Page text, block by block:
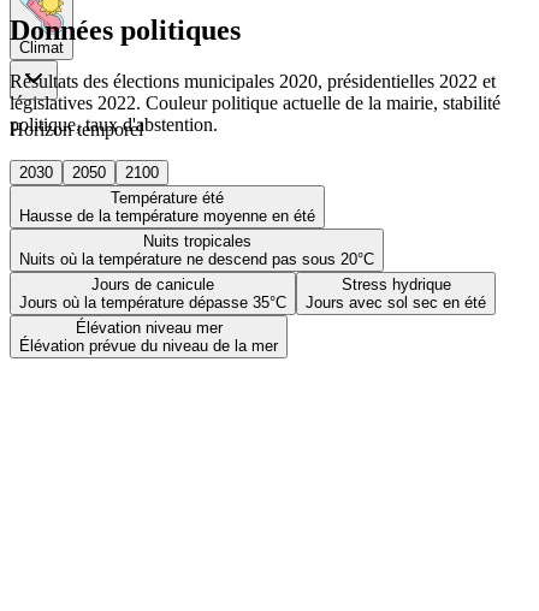
Climat
Horizon temporel
2030 2050
2100
Température été
Hausse de la température moyenne en été
Nuits tropicales
Nuits où la température ne descend pas sous 20°C
Jours de canicule
Jours où la température dépasse 35°C
Stress hydrique
Jours avec sol sec en été
Élévation niveau mer
Élévation prévue du niveau de la mer
Données politiques
Résultats des élections municipales 2020, présidentielles 2022 et
législatives 2022. Couleur politique actuelle de la mairie, stabilité
politique, taux d'abstention.